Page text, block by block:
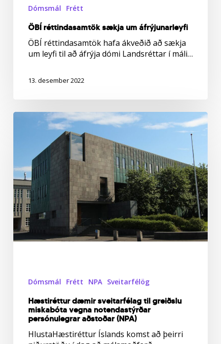
Dómsmál Frétt
ÖBÍ réttindasamtök sækja um áfrýjunarleyfi
ÖBÍ réttindasamtök hafa ákveðið að sækja
um leyfi til að áfrýja dómi Landsréttar í máli…
13. desember 2022
Hæstiréttur
sveitarfélag
greiðslu
miskabóta
vegna
notendastýrðar
persónulegrar
aðstoðar
(NPA)
Dómsmál Frétt NPA Sveitarfélög
Hæstiréttur dæmir sveitarfélag til greiðslu
miskabóta vegna notendastýrðar
persónulegrar aðstoðar (NPA)
HlustaHæstiréttur Íslands komst að þeirri